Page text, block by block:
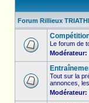
Forum Rillieux
Le forum de
Modérateur:
Tout sur la
annonces, les
Modérateur: